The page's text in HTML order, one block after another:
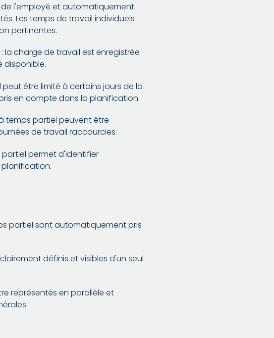
l'employé et automatiquement
Les temps de travail individuels
pertinentes.
la charge de travail est enregistrée
disponible.
être limité à certains jours de la
en compte dans la planification.
temps partiel peuvent être
de travail raccourcies.
permet d'identifier
partiel sont automatiquement pris
définis et visibles d'un seul
représentés en parallèle et